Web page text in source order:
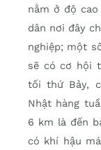
nằm ở độ cao
dân nơi đây
nghiệp; một
sẽ có cơ hội
tối thứ Bảy,
Nhật hàng
6 km là đến
có khí hậu